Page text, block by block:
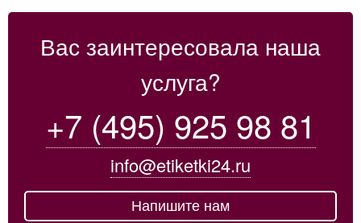
Вас заинтересовала наша
услуга?
+7 (495) 925 98 81
info@etiketki24.ru
Напишите нам